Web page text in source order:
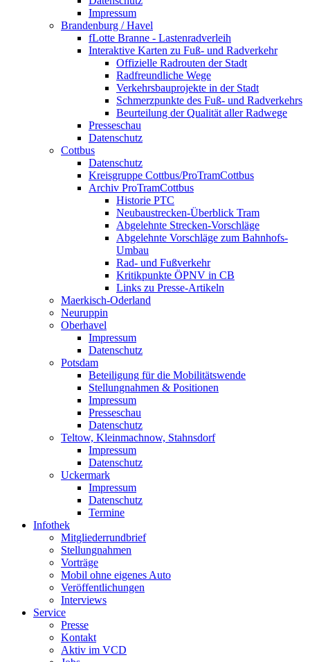
Impressum
Brandenburg / Havel
fLotte Branne - Lastenradverleih
Interaktive Karten zu Fuß- und Radverkehr
Offizielle Radrouten der Stadt
Radfreundliche Wege
Verkehrsbauprojekte in der Stadt
Schmerzpunkte des Fuß- und Radverkehrs
Beurteilung der Qualität aller Radwege
Presseschau
Datenschutz
Cottbus
Datenschutz
Kreisgruppe Cottbus/ProTramCottbus
Archiv ProTramCottbus
Historie PTC
Neubaustrecken-Überblick Tram
Abgelehnte Strecken-Vorschläge
Abgelehnte Vorschläge zum Bahnhofs-
Umbau
Rad- und Fußverkehr
Kritikpunkte ÖPNV in CB
Links zu Presse-Artikeln
Maerkisch-Oderland
Neuruppin
Oberhavel
Impressum
Datenschutz
Potsdam
Beteiligung für die Mobilitätswende
Stellungnahmen & Positionen
Impressum
Presseschau
Datenschutz
Teltow, Kleinmachnow, Stahnsdorf
Impressum
Datenschutz
Uckermark
Impressum
Datenschutz
Termine
Infothek
Mitgliederrundbrief
Stellungnahmen
Vorträge
Mobil ohne eigenes Auto
Veröffentlichungen
Interviews
Service
Presse
Kontakt
Aktiv im VCD